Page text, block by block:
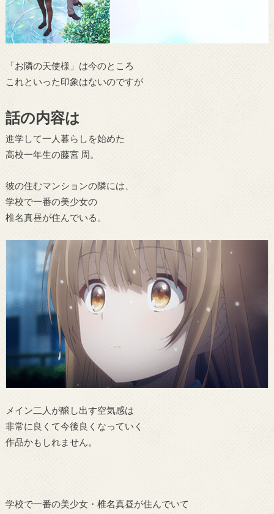
「お隣の天使様」は今のところ
これといった印象はないのですが
話の内容は
進学して一人暮らしを始めた
高校一年生の藤宮 周。
彼の住むマンションの隣には、
学校で一番の美少女の
椎名真昼が住んでいる。
メイン二人が醸し出す空気感は
非常に良くて今後良くなっていく
作品かもしれません。
学校で一番の美少女・椎名真昼が住んでいて